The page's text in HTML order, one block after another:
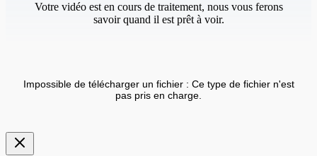
Votre vidéo est en cours de traitement, nous vous ferons
savoir quand il est prêt à voir.
Impossible de télécharger un fichier : Ce type de fichier n'est
pas pris en charge.